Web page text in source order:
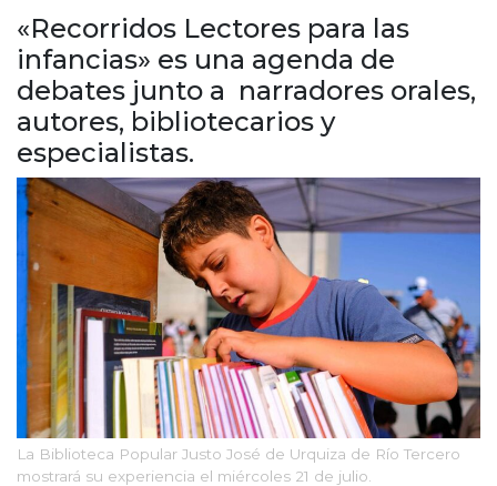
Humor
Valle de Calamuchita
Jesús María y norte
Cruz del Eje
Corredor de Ansenuza
La Carlota y zona
Laboulaye y sur
Bell Ville
Río Tercero
Despeñaderos
«Recorridos Lectores para las
infancias» es una agenda de
debates junto a narradores orales,
autores, bibliotecarios y
especialistas.
La Biblioteca Popular Justo José de Urquiza de Río Tercero
mostrará su experiencia el miércoles 21 de julio.